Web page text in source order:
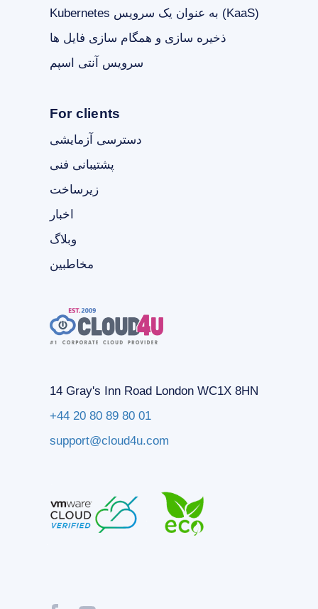
Kubernetes به عنوان یک سرویس (KaaS)
ذخیره سازی و همگام سازی فایل ها
سرویس آنتی اسپم
For clients
دسترسی آزمایشی
پشتیبانی فنی
زیرساخت
اخبار
وبلاگ
مخاطبین
14 Gray's Inn Road London WC1X 8HN
+44 20 80 89 80 01
support@cloud4u.com